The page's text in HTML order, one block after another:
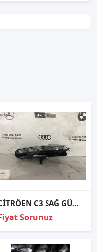
CİTRÖEN C3 SAĞ GÜNDÜZ FARI ORJİNAL
Sorunuz